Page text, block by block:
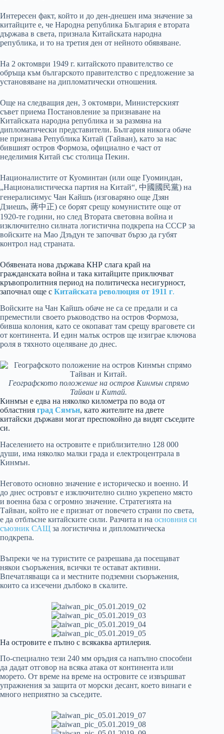
Интересен факт, който и до ден-днешен има значение за
китайците е, че Народна република България е втората
държава в света, признала Китайската народна
република, и то на третия ден от нейното обявяване.
На 2 октомври 1949 г. китайското правителство се
обръща към българското правителство с предложение за
установяване на дипломатически отношения.
Още на следващия ден, 3 октомври, Министерският
съвет приема Постановление за признаване на
Китайската народна република и за размяна на
дипломатически представители. България никога обаче
не признава Република Китай (Тайван), като за нас
бившият остров Формоза, официално е част от
неделимия Китай със столица Пекин.
Националистите от Куоминтан (или още Гуоминдан,
„Националистическа партия на Китай“, 中國國民黨) на
генералисимус Чан Кайшъ (изговаряно още Дзян
Дзиешъ, 蔣中正) се борят срещу комунистите още от
1920-те години, но след Втората световна война и
изключително силната логистична подкрепа на СССР за
войските на Мао Дзъдун те започват бързо да губят
контрол над страната.
Обявената нова държава КНР слага край на
гражданската война и така китайците приключват
кръвопролитния период на политическа несигурност,
започнал още с Китайската революция от 1911 г.
Войските на Чан Кайшъ обаче не са се предали и са
преместили своето ръководство на остров Формоза,
бивша колония, като се окопават там срещу враговете си
от континента. И един малък остров ще изиграе ключова
роля в тяхното оцеляване до днес.
Географското положение на остров Кинмън спрямо
Тайван и Китай.
Кинмън е едва на няколко километра по вода от
областния град Сямън, като жителите на двете
китайски държави могат преспокойно да видят съседите
си.
Населението на островите е приблизително 128 000
души, има няколко малки града и електроцентрала в
Кинмън.
Неговото основно значение е историческо и военно. И
до днес островът е изключително силно укрепено място
и военна база с огромно значение. Стратегията на
Тайван, който не е признат от повечето страни по света,
е да отблъсне китайските сили. Разчита и на основния си
съюзник САЩ за логистична и дипломатическа
подкрепа.
Въпреки че на туристите се разрешава да посещават
някои съоръжения, всички те остават активни.
Впечатляващи са и местните подземни съоръжения,
които са изсечени дълбоко в скалите.
На островите е пълно с всякаква артилерия.
По-специално тези 240 мм оръдия са напълно способни
да дадат отговор на всяка атака от континента или
морето. От време на време на островите се извършват
упражнения за защита от морски десант, което винаги е
много неприятно за съседите.